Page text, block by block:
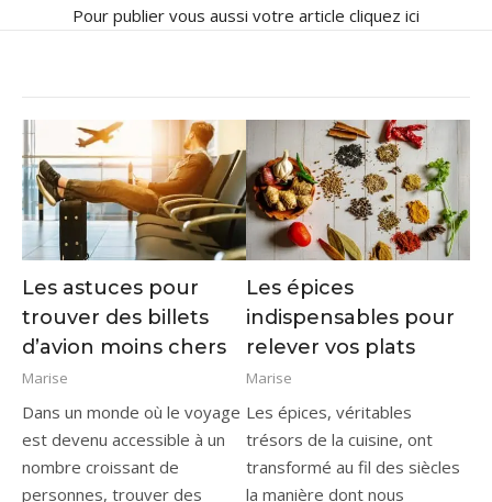
Pour publier vous aussi votre article cliquez ici
Les astuces pour
trouver des billets
d’avion moins chers
Marise
Dans un monde où le voyage
est devenu accessible à un
nombre croissant de
personnes, trouver des
Les épices
indispensables pour
relever vos plats
Marise
Les épices, véritables
trésors de la cuisine, ont
transformé au fil des siècles
la manière dont nous